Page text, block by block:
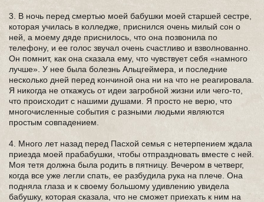
3. В ночь перед смертью моей бабушки моей старшей сестре,
которая училась в колледже, приснился очень милый сон о
ней, а моему дяде приснилось, что она позвонила по
телефону, и ее голос звучал очень счастливо и взволнованно.
Он помнит, как она сказала ему, что чувствует себя «намного
лучше». У нее была болезнь Альцгеймера, и последние
несколько дней перед кончиной она ни на что не реагировала.
Я никогда не откажусь от идеи загробной жизни или чего-то,
что происходит с нашими душами. Я просто не верю, что
многочисленные события с разными людьми являются
простым совпадением.
4. Много лет назад перед Пасхой семья с нетерпением ждала
приезда моей прабабушки, чтобы отпраздновать вместе с ней.
Моя тетя должна была родить в пятницу. Вечером в четверг,
когда все уже легли спать, ее разбудила рука на плече. Она
подняла глаза и к своему большому удивлению увидела
бабушку, которая сказала, что не сможет приехать к ним на